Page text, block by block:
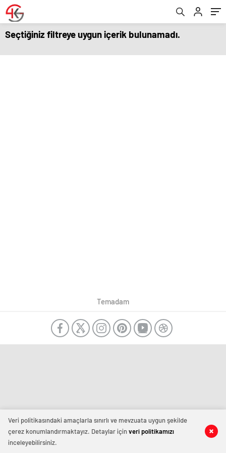
Seçtiğiniz filtreye uygun içerik bulunamadı.
Temadam
Veri politikasındaki amaçlarla sınırlı ve mevzuata uygun şekilde
çerez konumlandırmaktayız. Detaylar içinveri politikamızı
inceleyebilirsiniz.